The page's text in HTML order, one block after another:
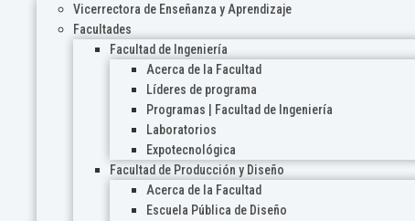
Vicerrectora de Enseñanza y Aprendizaje
Facultades
Facultad de Ingeniería
Acerca de la Facultad
Líderes de programa
Programas | Facultad de Ingeniería
Laboratorios
Expotecnológica
Facultad de Producción y Diseño
Acerca de la Facultad
Escuela Pública de Diseño